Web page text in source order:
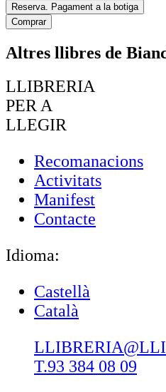
Reserva. Pagament a la botiga
Comprar
Altres llibres de
LLIBRERIA
PER A
LLEGIR
Recomanacions
Activitats
Manifest
Contacte
Idioma:
Castellà
Català
T.93 384 08 09